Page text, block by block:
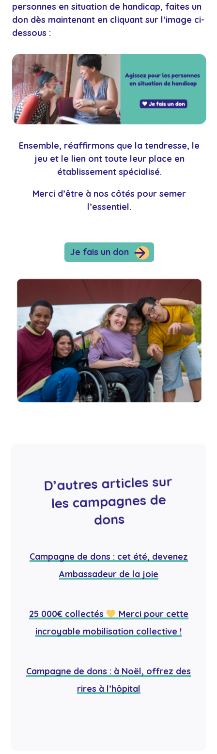
personnes en situation de handicap, faites un
don dès maintenant en cliquant sur l’image ci-
dessous :
Ensemble, réaffirmons que la tendresse, le
jeu et le lien ont toute leur place en
établissement spécialisé.
Merci d’être à nos côtés pour semer
l’essentiel.
Je fais un don
D’autres articles sur
les campagnes de
dons
Campagne de dons : cet été, devenez
Ambassadeur de la joie
25 000€ collectés
Merci pour cette
incroyable mobilisation collective !
Campagne de dons : à Noël, offrez des
rires à l’hôpital